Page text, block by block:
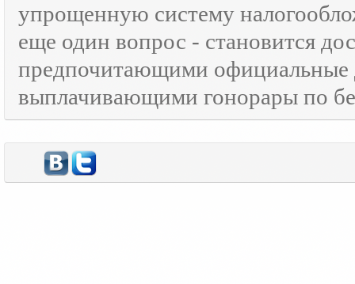
упрощенную систему
еще один вопрос - становится
предпочитающими официальные
выплачивающими гонорары по